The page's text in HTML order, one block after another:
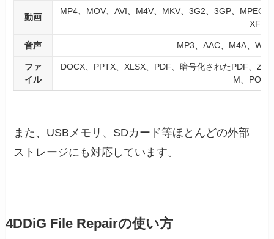
動画
MP4、MOV、AVI、M4V、MKV、3G2、3GP、MPEG
XF、
音声 MP3、AAC、M4A、
ファ
イル
DOCX、PPTX、XLSX、PDF、暗号化されたPDF、
M、
また、USBメモリ、SDカード等ほとんどの外部
ストレージにも対応しています。
4DDiG File Repairの使い方